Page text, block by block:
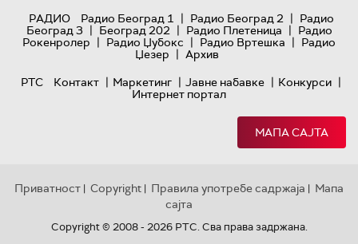
РАДИО
Радио Београд 1 | Радио Београд 2 | Радио
Београд 3 | Београд 202 | Радио Плетеница | Радио
Рокенролер | Радио Џубокс | Радио Вртешка | Радио
Џезер | Архив
РТС
Контакт | Маркетинг | Јавне набавке | Конкурси |
Интернет портал
МАПА САЈТА
Приватност | Copyright | Правила употребе садржаја | Мапа
сајта
Copyright © 2008 - 2026 РТС. Сва права задржана.